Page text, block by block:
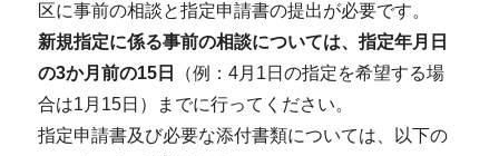
区に事前の相談と指定申請書の提出が必要です。
新規指定に係る事前の相談については、指定年月日
の3か月前の15日
（例：4月1日の指定を希望する場
合は1月15日）までに行ってください。
指定申請書及び必要な添付書類については、以下の